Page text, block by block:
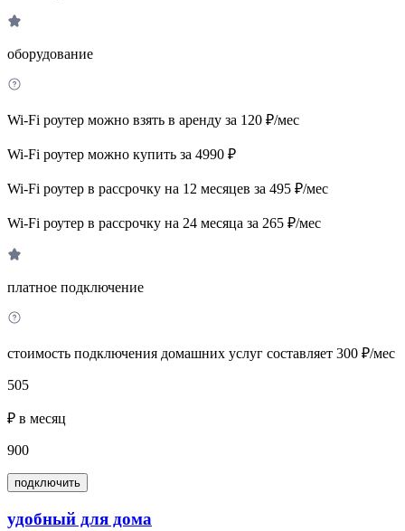
оборудование
Wi-Fi роутер можно взять в аренду за 120 ₽/мес
Wi-Fi роутер можно купить за 4990 ₽
Wi-Fi роутер в рассрочку на 12 месяцев за 495 ₽/мес
Wi-Fi роутер в рассрочку на 24 месяца за 265 ₽/мес
платное подключение
стоимость подключения домашних услуг составляет 300 ₽/мес
505
₽ в месяц
900
подключить
удобный для дома